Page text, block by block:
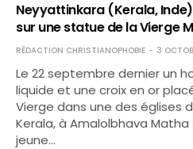
Neyyattinkara (Kerala, Inde)
sur une statue de la Vierge
RÉDACTION CHRISTIANOPHOBIE 3
Le 22 septembre dernier un
liquide et une croix en or
Vierge dans une des églises
Kerala, à Amalolbhava Matha
jeune…